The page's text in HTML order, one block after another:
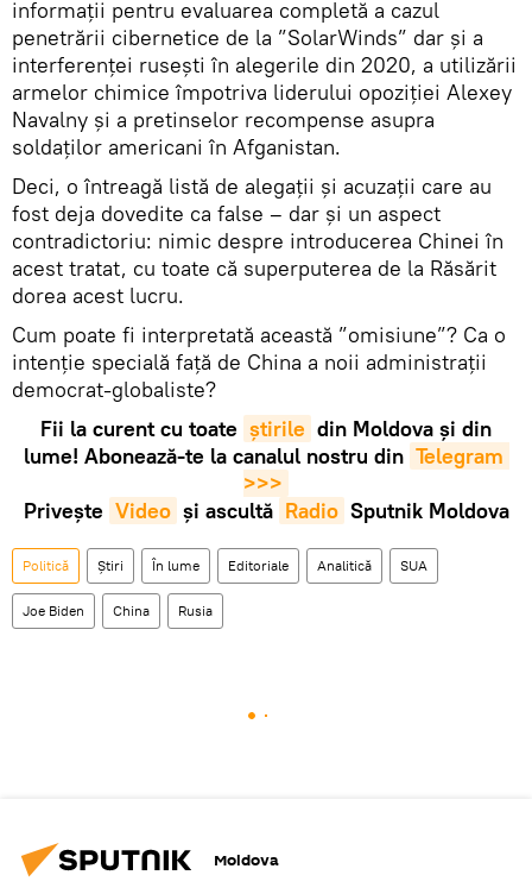
informații pentru evaluarea completă a cazul
penetrării cibernetice de la ”SolarWinds” dar și a
interferenței rusești în alegerile din 2020, a utilizării
armelor chimice împotriva liderului opoziției Alexey
Navalny și a pretinselor recompense asupra
soldaților americani în Afganistan.
Deci, o întreagă listă de alegații și acuzații care au
fost deja dovedite ca false – dar și un aspect
contradictoriu: nimic despre introducerea Chinei în
acest tratat, cu toate că superputerea de la Răsărit
dorea acest lucru.
Cum poate fi interpretată această ”omisiune”? Ca o
intenție specială față de China a noii administrații
democrat-globaliste?
Fii la curent cu toate știrile din Moldova și din
lume! Abonează-te la canalul nostru din Telegram
>>>
Privește Video și ascultă Radio Sputnik Moldova
Politică Știri În lume Editoriale Analitică SUA
Joe Biden China Rusia
Moldova